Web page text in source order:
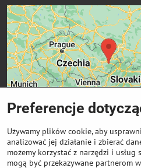
Ważne linki
Preferencje
Używamy plików cookie, aby
analizować jej działanie i zbierać
możemy korzystać z narzędzi i
mogą być przekazywane partnerom